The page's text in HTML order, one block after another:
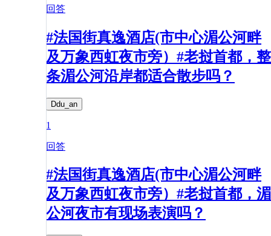
回答
#法国街真逸酒店(市中心湄公河畔
及万象西虹夜市旁）#老挝首都，整
条湄公河沿岸都适合散步吗？
Ddu_an
1
回答
#法国街真逸酒店(市中心湄公河畔
及万象西虹夜市旁）#老挝首都，湄
公河夜市有现场表演吗？